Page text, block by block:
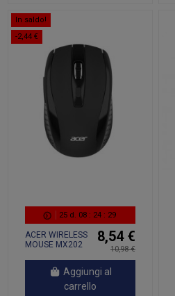
In saldo!
-2,44 €
25 d. 08 : 24 : 28
ACER WIRELESS
MOUSE MX202
8,54 €
10,98 €
Aggiungi al
carrello